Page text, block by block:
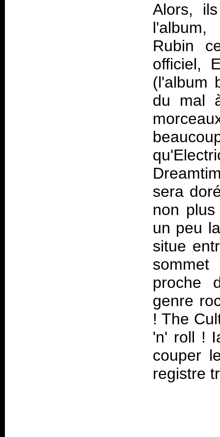
Alors,
Rubin
officiel,
(l'album
du mal
sera
non
un peu
situe
sommet
proche
genre
! The
'n' roll !
couper